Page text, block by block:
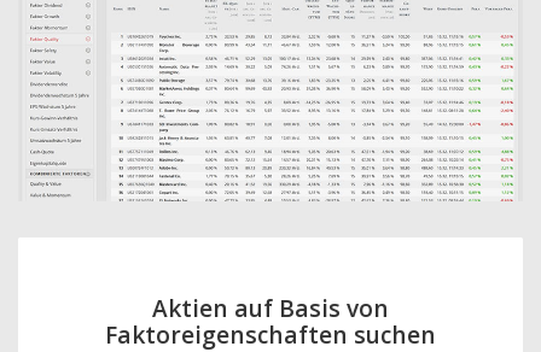
Aktien auf Basis von
Faktoreigenschaften suchen